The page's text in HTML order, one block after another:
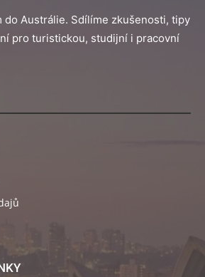
do Austrálie. Sdílíme zkušenosti, tipy
pro turistickou, studijní i pracovní